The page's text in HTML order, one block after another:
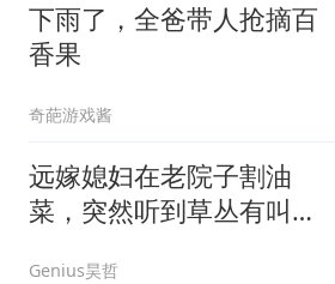
下雨了，全爸带人抢摘百
香果
奇葩游戏酱
远嫁媳妇在老院子割油
菜，突然听到草丛有叫
Genius昊哲